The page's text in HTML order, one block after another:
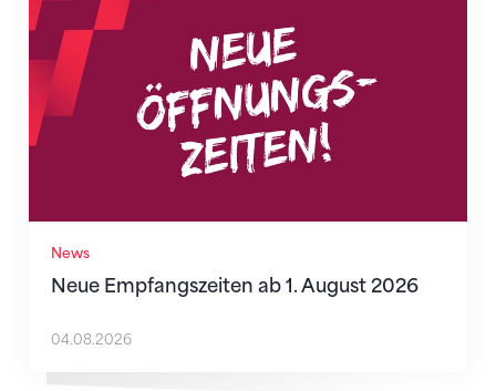
News
Neue Empfangszeiten ab 1. August 2026
04.08.2026